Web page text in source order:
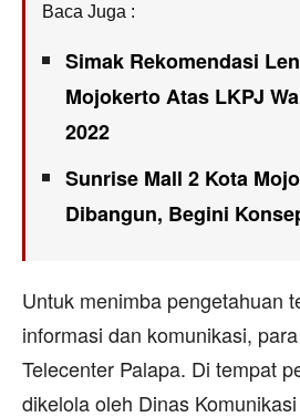
Baca Juga :
Simak Rekomendasi
Mojokerto Atas LKPJ
2022
Sunrise Mall 2 Kota
Dibangun, Begini
Untuk menimba pengetahuan
informasi dan komunikasi,
Telecenter Palapa. Di tempat
dikelola oleh Dinas